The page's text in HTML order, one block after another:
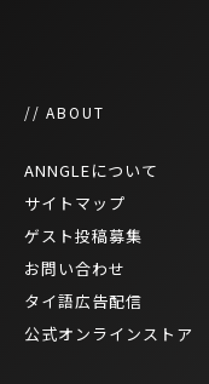
// ABOUT
ANNGLEについて
サイトマップ
ゲスト投稿募集
お問い合わせ
タイ語広告配信
公式オンラインストア